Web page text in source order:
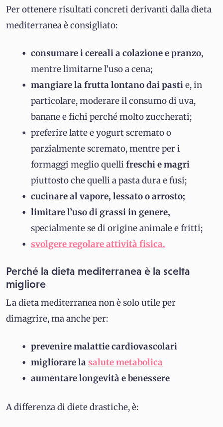
Per ottenere risultati concreti derivanti dalla dieta
mediterranea è consigliato:
consumare i cereali a colazione e pranzo,
mentre limitarne l’uso a cena;
mangiare la frutta lontano dai pastie, in
particolare, moderare il consumo di uva,
banane e fichi perché molto zuccherati;
preferire latte e yogurt scremato o
parzialmente scremato, mentre per i
formaggi meglio quelli freschi e magri
piuttosto che quelli a pasta dura e fusi;
cucinare al vapore, lessato o arrosto;
limitare l’uso di grassi in genere,
specialmente se di origine animale e fritti;
svolgere regolare attività fisica.
Perché la dieta mediterranea è la scelta
migliore
La dieta mediterranea non è solo utile per
dimagrire, ma anche per:
prevenire malattie cardiovascolari
migliorare lasalute metabolica
aumentare longevità e benessere
A differenza di diete drastiche, è: